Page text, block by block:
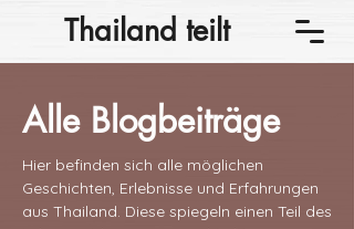
Thailand teilt
Alle Blogbeiträge
Hier befinden sich alle möglichen
Geschichten, Erlebnisse und Erfahrungen
aus Thailand. Diese spiegeln einen Teil des